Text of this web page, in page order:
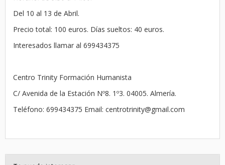
Del 10 al 13 de Abril.
Precio total: 100 euros. Días sueltos: 40 euros.
Interesados llamar al 699434375
Centro Trinity Formación Humanista
C/ Avenida de la Estación Nº8. 1º3. 04005. Almería.
Teléfono: 699434375 Email: centrotrinity@gmail.com